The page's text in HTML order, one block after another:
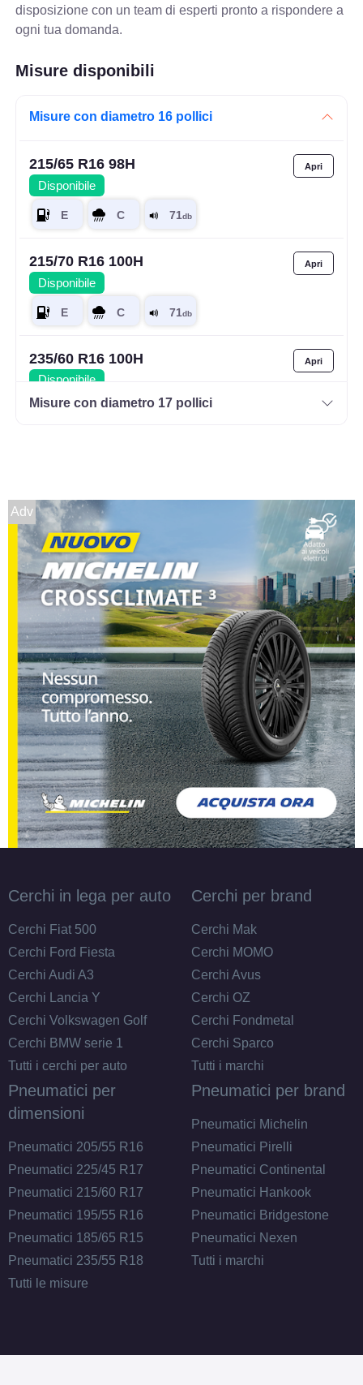
disposizione con un team di esperti pronto a rispondere a
ogni tua domanda.
Misure disponibili
Misure con diametro 16 pollici
215/65 R16 98H
Disponibile
215/70 R16 100H
Disponibile
235/60 R16 100H
Disponibile
205/65 R16 107R M+S
BSW XL
Disponibile
225/70 R16 103H BSW
Disponibile
245/70 R16 111H XL
Disponibile
265/70 R16 112H
Misure con diametro 17 pollici
Adv
Cerchi in lega per auto
Cerchi Fiat 500
Cerchi Ford Fiesta
Cerchi Audi A3
Cerchi Lancia Y
Cerchi Volkswagen Golf
Cerchi BMW serie 1
Tutti i cerchi per auto
Cerchi per brand
Cerchi Mak
Cerchi MOMO
Cerchi Avus
Cerchi OZ
Cerchi Fondmetal
Cerchi Sparco
Tutti i marchi
Pneumatici per
dimensioni
Pneumatici 205/55 R16
Pneumatici 225/45 R17
Pneumatici 215/60 R17
Pneumatici 195/55 R16
Pneumatici 185/65 R15
Pneumatici 235/55 R18
Tutti le misure
Pneumatici per brand
Pneumatici Michelin
Pneumatici Pirelli
Pneumatici Continental
Pneumatici Hankook
Pneumatici Bridgestone
Pneumatici Nexen
Tutti i marchi